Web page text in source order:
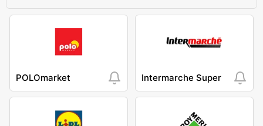
POLOmarket Intermarche Super